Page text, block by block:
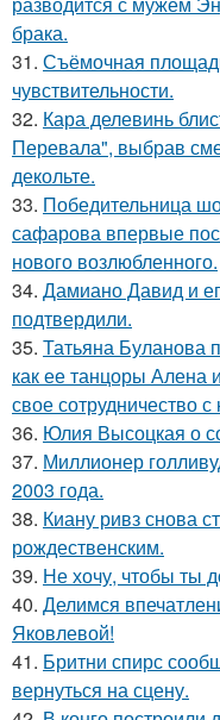
брака.
31. Съёмочная
чувствительности.
32. Кара делевинь
Перевала", выбрав
декольте.
33. Победительница
сафарова впервые
нового возлюбленного.
34. Дамиано Давид и
подтвердили.
35. Татьяна Буланова
как ее танцоры
свое сотрудничество
36. Юлия Высоцкая о
37. Миллионер
2003 года.
38. Киану ривз снова
рождественским.
39. Не хочу, чтобы ты
40. Делимся
Яковлевой!
41. Бритни спирс
вернуться на сцену.